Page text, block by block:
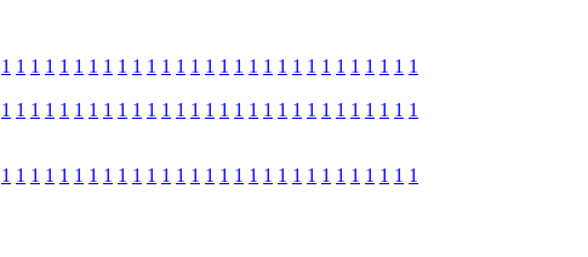
1 1 1 1 1 1 1 1 1 1 1 1 1 1 1 1 1 1 1 1 1 1 1 1 1 1 1 1 1
1 1 1 1 1 1 1 1 1 1 1 1 1 1 1 1 1 1 1 1 1 1 1 1 1 1 1 1 1
1 1 1 1 1 1 1 1 1 1 1 1 1 1 1 1 1 1 1 1 1 1 1 1 1 1 1 1 1